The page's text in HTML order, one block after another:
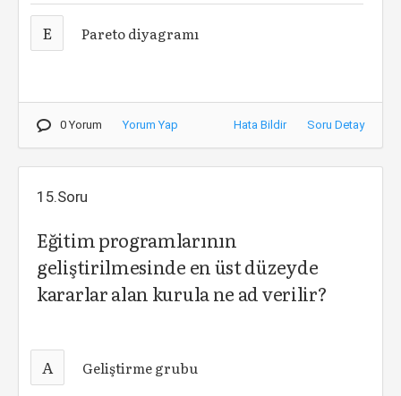
E Pareto diyagramı
0 Yorum Yorum Yap Hata Bildir Soru Detay
15.Soru
Eğitim programlarının
geliştirilmesinde en üst düzeyde
kararlar alan kurula ne ad verilir?
A Geliştirme grubu